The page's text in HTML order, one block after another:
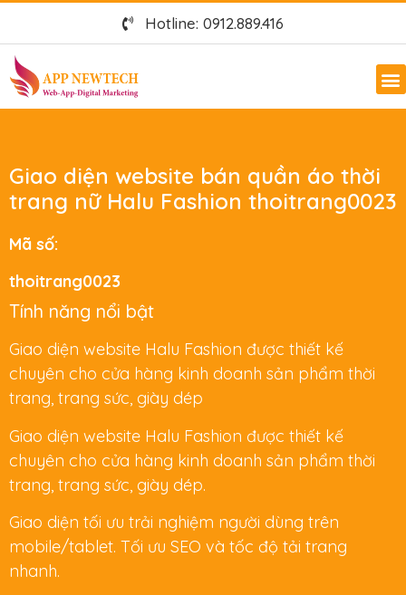
Hotline: 0912.889.416
Giao diện website bán quần áo thời
trang nữ Halu Fashion thoitrang0023
Mã số:
thoitrang0023
Tính năng nổi bật
Giao diện website Halu Fashion được thiết kế
chuyên cho cửa hàng kinh doanh sản phẩm thời
trang, trang sức, giày dép
Giao diện website Halu Fashion được thiết kế
chuyên cho cửa hàng kinh doanh sản phẩm thời
trang, trang sức, giày dép.
Giao diện tối ưu trải nghiệm người dùng trên
mobile/tablet. Tối ưu SEO và tốc độ tải trang
nhanh.